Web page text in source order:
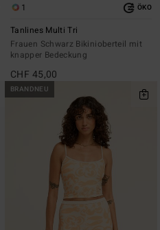
1 ÖKO
Tanlines Multi Tri
Frauen Schwarz Bikinioberteil mit
knapper Bedeckung
CHF 45,00
BRANDNEU